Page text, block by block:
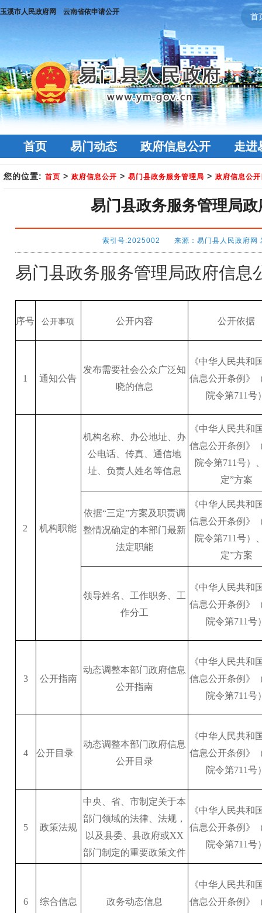
首
玉溪市人民政府网 云南省依申请公开
首页 易门动态 政府信息公开 走进
您的位置: 首页 > 政府信息公开 > 易门县政务服务管理局 > 政府信息公
易门县政务服务管理局
索引号:2025002 来源：易门县人民政
易门县政务服务管理 局政府信息
序号 公开事项 公开内容 公开依据
1 通知公告
发布需要社会公众广泛知
晓的信息
《中华人民共和
信息公开条例》
院令第711号
2 机构职能
机构名称、办公地址、办
公电话、传真、通信地
址、负责人姓名等信息
《中华人民共和
信息公开条例》
院令第711号）
定”方案
依据“三定”方案及职责调
整情况确定的本部门最新
法定职能
《中华人民共和
信息公开条例》
院令第711号）
定”方案
领导姓名、工作职务、工
作分工
《中华人民共和
信息公开条例》
院令第711号
3 公开指南
动态调整本部门政府信息
公开指南
《中华人民共和
信息公开条例》
院令第711号
4 公开目录
动态调整本部门政府信息
公开目录
《中华人民共和
信息公开条例》
院令第711号
5 政策法规
中央、省、市制定关于本
部门领域的法律、法规，
以及县委、县政府或XX
部门制定的重要政策文件
《中华人民共和
信息公开条例》
院令第711号
6 综合信息 政务动态信息
《中华人民共和
信息公开条例》